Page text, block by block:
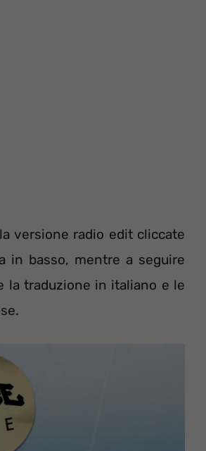
versione radio edit cliccate
in basso, mentre a seguire
la traduzione in italiano e le